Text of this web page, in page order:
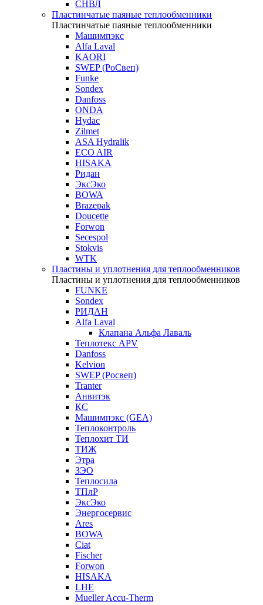
СНВЛ
Пластинчатые паяные теплообменники
Пластинчатые паяные теплообменники
Машимпэкс
Alfa Laval
KAORI
SWEP (РоСвеп)
Funke
Sondex
Danfoss
ONDA
Hydac
Zilmet
ASA Hydralik
ECO AIR
HISAKA
Ридан
ЭксЭко
BOWA
Brazepak
Doucette
Forwon
Secespol
Stokvis
WTK
Пластины и уплотнения для теплообменников
Пластины и уплотнения для теплообменников
FUNKE
Sondex
РИДАН
Alfa Laval
Клапана Альфа Лаваль
Теплотекс APV
Danfoss
Kelvion
SWEP (Росвеп)
Tranter
Анвитэк
КС
Машимпэкс (GEA)
Теплоконтроль
Теплохит ТИ
ТИЖ
Этра
ЗЭО
Теплосила
ТПлР
ЭксЭко
Энергосервис
Ares
BOWA
Ciat
Fischer
Forwon
HISAKA
LHE
Mueller Accu-Therm